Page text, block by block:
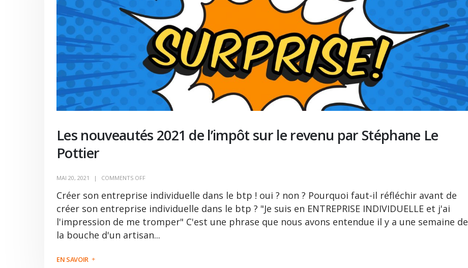
Les nouveautés 2021 de l’impôt sur le revenu par Stéphane Le
Pottier
MAI 20, 2021 COMMENTS OFF
Créer son entreprise individuelle dans le btp ! oui ? non ? Pourquoi faut-il réfléchir avant de
créer son entreprise individuelle dans le btp ? "Je suis en ENTREPRISE INDIVIDUELLE et j'ai
l'impression de me tromper" C'est une phrase que nous avons entendue il y a une semaine de
la bouche d'un artisan...